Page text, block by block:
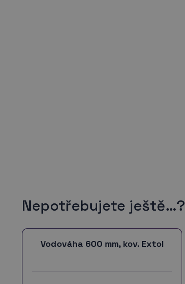
Nepotřebujete ještě…?
Vodováha 600 mm, kov. Extol